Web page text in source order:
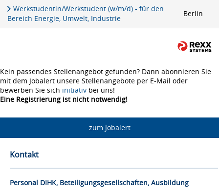
Werkstudentin/Werkstudent (w/m/d) - für den
Bereich Energie, Umwelt, Industrie
Berlin
Kein passendes Stellenangebot gefunden? Dann abonnieren Sie
mit dem Jobalert unsere Stellenangebote per E-Mail oder
bewerben Sie sich initiativ bei uns!
Eine Registrierung ist nicht notwendig!
zum Jobalert
Kontakt
Personal DIHK, Beteiligungsgesellschaften, Ausbildung